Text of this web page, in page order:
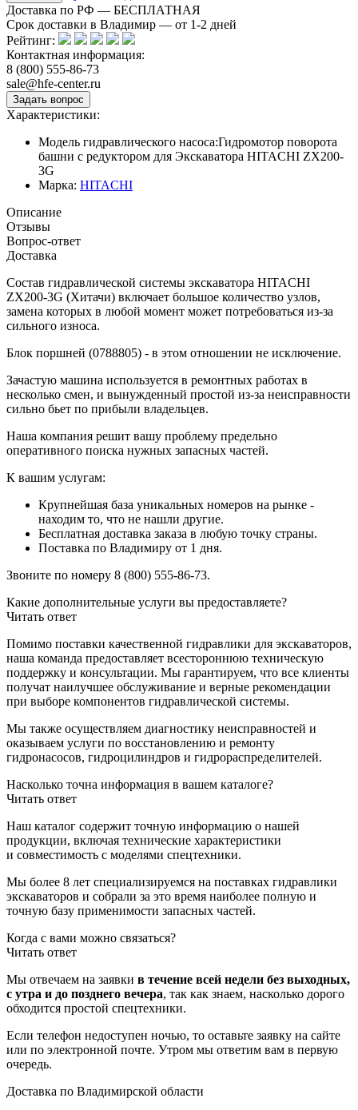
Доставка по РФ — БЕСПЛАТНАЯ
Срок доставки в Владимир — от 1-2 дней
Рейтинг:
Контактная информация:
8 (800) 555-86-73
sale@hfe-center.ru
Характеристики:
Модель гидравлического насоса:Гидромотор поворота
башни с редуктором для Экскаватора HITACHI ZX200-
3G
Марка: HITACHI
Описание
Отзывы
Вопрос-ответ
Доставка
Состав гидравлической системы экскаватора HITACHI
ZX200-3G (Хитачи) включает большое количество узлов,
замена которых в любой момент может потребоваться из-за
сильного износа.
Блок поршней (0788805) - в этом отношении не исключение.
Зачастую машина используется в ремонтных работах в
несколько смен, и вынужденный простой из-за неисправности
сильно бьет по прибыли владельцев.
Наша компания решит вашу проблему предельно
оперативного поиска нужных запасных частей.
К вашим услугам:
Крупнейшая база уникальных номеров на рынке -
находим то, что не нашли другие.
Бесплатная доставка заказа в любую точку страны.
Поставка по Владимиру от 1 дня.
Звоните по номеру 8 (800) 555-86-73.
Какие дополнительные услуги вы предоставляете?
Читать ответ
Помимо поставки качественной гидравлики для экскаваторов,
наша команда предоставляет всестороннюю техническую
поддержку и консультации. Мы гарантируем, что все клиенты
получат наилучшее обслуживание и верные рекомендации
при выборе компонентов гидравлической системы.
Мы также осуществляем диагностику неисправностей и
оказываем услуги по восстановлению и ремонту
гидронасосов, гидроцилиндров и гидрораспределителей.
Насколько точна информация в вашем каталоге?
Читать ответ
Наш каталог содержит точную информацию о нашей
продукции, включая технические характеристики
и совместимость с моделями спецтехники.
Мы более 8 лет специализируемся на поставках гидравлики
экскаваторов и собрали за это время наиболее полную и
точную базу применимости запасных частей.
Когда с вами можно связаться?
Читать ответ
Мы отвечаем на заявки в течение всей недели без выходных,
с утра и до позднего вечера, так как знаем, насколько дорого
обходится простой спецтехники.
Если телефон недоступен ночью, то оставьте заявку на сайте
или по электронной почте. Утром мы ответим вам в первую
очередь.
Доставка по Владимирской области